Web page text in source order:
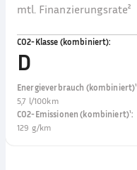
mtl. Finanzierungsrate²
CO2-Klasse (kombiniert):
D
Energieverbrauch (kombiniert)¹
5,7 l/100km
CO2-Emissionen (kombiniert)¹:
129 g/km